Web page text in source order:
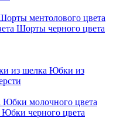
ментолового цвета
Шорты черного цвета
из шелка Юбки из
Юбки молочного цвета
Юбки черного цвета